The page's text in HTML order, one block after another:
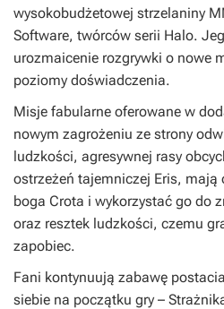
wysokobudżetowej strzelaniny
Software, twórców serii Halo.
urozmaicenie rozgrywki o nowe
poziomy doświadczenia.
Misje fabularne oferowane w
nowym zagrożeniu ze strony
ludzkości, agresywnej rasy
ostrzeżeń tajemniczej Eris, mają
boga Crota i wykorzystać go do
oraz resztek ludzkości, czemu
zapobiec.
Fani kontynuują zabawę
siebie na początku gry –